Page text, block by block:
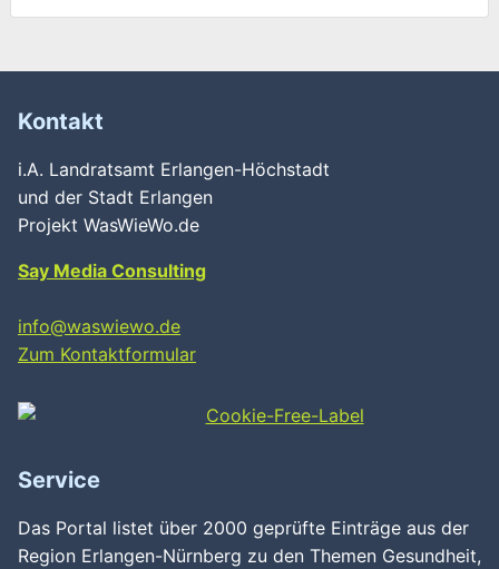
Wird geladen …
Kontakt
i.A. Landratsamt Erlangen-Höchstadt
und der Stadt Erlangen
Projekt WasWieWo.de
Say Media Consulting
info@waswiewo.de
Zum Kontaktformular
Service
Das Portal listet über 2000 geprüfte Einträge aus der
Region Erlangen-Nürnberg zu den Themen Gesundheit,